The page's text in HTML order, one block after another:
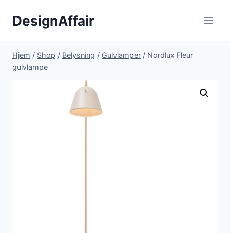
DesignAffair
Hjem / Shop / Belysning / Gulvlamper / Nordlux Fleur
gulvlampe